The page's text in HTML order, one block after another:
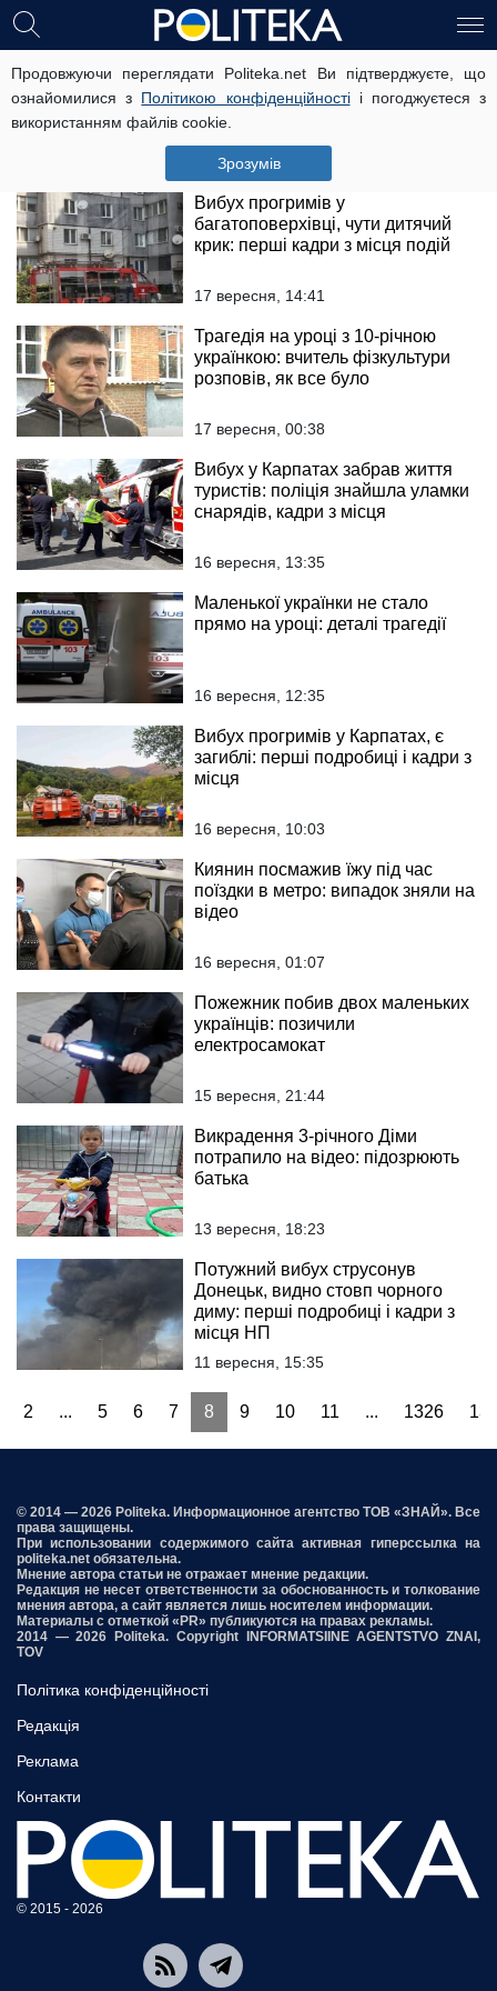
Продовжуючи переглядати Politeka.net Ви підтверджуєте, що
ознайомилися з Політикою конфіденційностіі погоджуєтеся з
використанням файлів cookie.
Зрозумів
Моторошна ДТП на українській
трасі: в авто була вагітна жінка з
чотирма дітьми, кадри
18 вересня, 01:28
Вибух прогримів у
багатоповерхівці, чути дитячий
крик: перші кадри з місця подій
17 вересня, 14:41
Трагедія на уроці з 10-річною
українкою: вчитель фізкультури
розповів, як все було
17 вересня, 00:38
Вибух у Карпатах забрав життя
туристів: поліція знайшла уламки
снарядів, кадри з місця
16 вересня, 13:35
Маленької українки не стало
прямо на уроці: деталі трагедії
16 вересня, 12:35
Вибух прогримів у Карпатах, є
загиблі: перші подробиці і кадри з
місця
16 вересня, 10:03
Киянин посмажив їжу під час
поїздки в метро: випадок зняли на
відео
16 вересня, 01:07
Пожежник побив двох маленьких
українців: позичили
електросамокат
15 вересня, 21:44
Викрадення 3-річного Діми
потрапило на відео: підозрюють
батька
13 вересня, 18:23
Потужний вибух струсонув
Донецьк, видно стовп чорного
диму: перші подробиці і кадри з
місця НП
11 вересня, 15:35
2 ... 5 6 7 8 9 10 11 ... 1326
© 2014 — 2026 Politeka. Информационное агентство ТОВ «ЗНАЙ». Все
права защищены.
При использовании содержимого сайта активная гиперссылка на
politeka.net обязательна.
Мнение автора статьи не отражает мнение редакции.
Редакция не несет ответственности за обоснованность и толкование
мнения автора, а сайт является лишь носителем информации.
Материалы с отметкой «PR» публикуются на правах рекламы.
2014 — 2026 Politeka. Copyright INFORMATSIINE AGENTSTVO ZNAI,
TOV
Політика конфіденційності
Редакція
Реклама
Контакти
© 2015 - 2026